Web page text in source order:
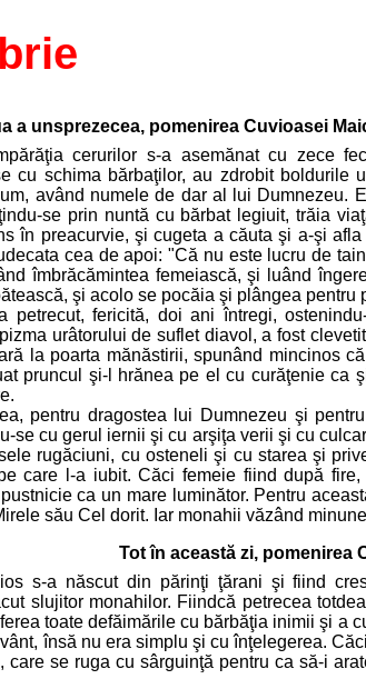
a unsprezecea, pomenirea Cuvioasei
cerurilor s-a asemănat cu zece
cu schima bărbaţilor, au zdrobit
având numele de dar al lui Dumnezeu.
se prin nuntă cu bărbat legiuit, trăia
în preacurvie, şi cugeta a căuta şi a-şi
cea de apoi: "Că nu este lucru de
îmbrăcămintea femeiască, şi luând
şi acolo se pocăia şi plângea pentru
petrecut, fericită, doi ani întregi,
urâtorului de suflet diavol, a fost
la poarta mănăstirii, spunând mincinos
pruncul şi-l hrănea pe el cu curăţenie ca
pentru dragostea lui Dumnezeu şi
se cu gerul iernii şi cu arşiţa verii şi cu
rugăciuni, cu osteneli şi cu starea şi
care l-a iubit. Căci femeie fiind după
ca un mare luminător. Pentru
său Cel dorit. Iar monahii văzând
Tot în această zi,
s-a născut din părinţi ţărani şi fiind
slujitor monahilor. Fiindcă petrecea
toate defăimările cu bărbăţia inimii şi a
însă nu era simplu şi cu înţelegerea.
se ruga cu sârguinţă pentru ca să-i